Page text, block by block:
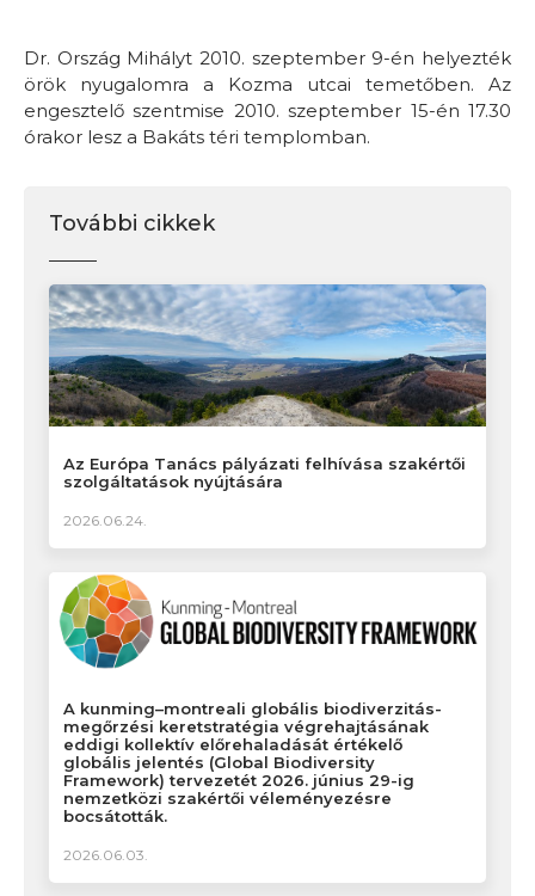
Dr. Ország Mihályt 2010. szeptember 9-én helyezték
örök nyugalomra a Kozma utcai temetőben. Az
engesztelő szentmise 2010. szeptember 15-én 17.30
órakor lesz a Bakáts téri templomban.
További cikkek
Az Európa Tanács pályázati felhívása szakértői
szolgáltatások nyújtására
2026.06.24.
A kunming–montreali globális biodiverzitás-
megőrzési keretstratégia végrehajtásának
eddigi kollektív előrehaladását értékelő
globális jelentés (Global Biodiversity
Framework) tervezetét 2026. június 29-ig
nemzetközi szakértői véleményezésre
bocsátották.
2026.06.03.